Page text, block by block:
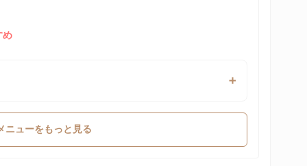
め
ニューをもっと見る